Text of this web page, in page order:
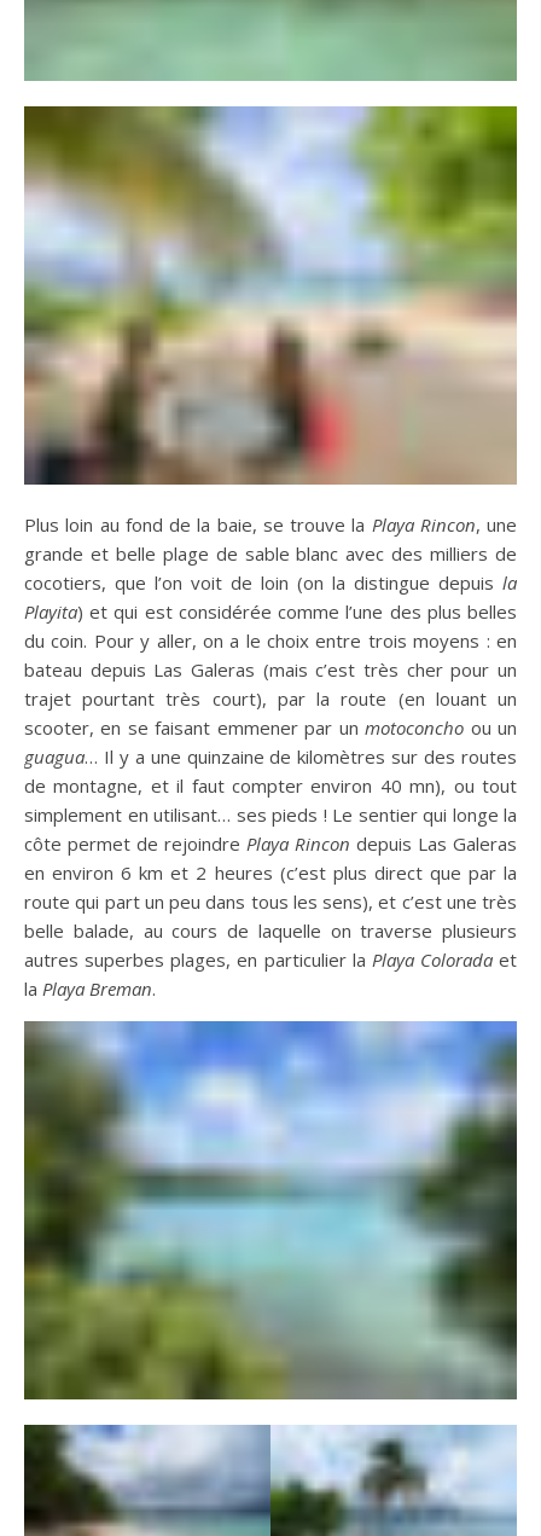
Plus loin au fond de la baie, se trouve la Playa Rincon, une
grande et belle plage de sable blanc avec des milliers de
cocotiers, que l’on voit de loin (on la distingue depuis la
Playita) et qui est considérée comme l’une des plus belles
du coin. Pour y aller, on a le choix entre trois moyens : en
bateau depuis Las Galeras (mais c’est très cher pour un
trajet pourtant très court), par la route (en louant un
scooter, en se faisant emmener par un motoconcho ou un
guagua… Il y a une quinzaine de kilomètres sur des routes
de montagne, et il faut compter environ 40 mn), ou tout
simplement en utilisant… ses pieds ! Le sentier qui longe la
côte permet de rejoindre Playa Rincon depuis Las Galeras
en environ 6 km et 2 heures (c’est plus direct que par la
route qui part un peu dans tous les sens), et c’est une très
belle balade, au cours de laquelle on traverse plusieurs
autres superbes plages, en particulier la Playa Coloradaet
la Playa Breman.